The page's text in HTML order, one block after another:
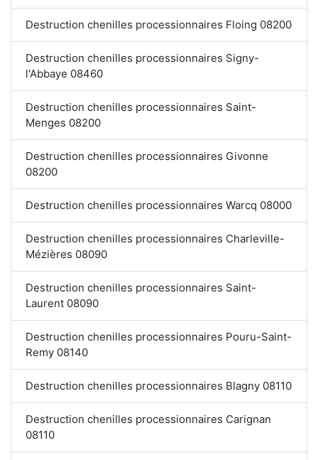
Destruction chenilles processionnaires Floing 08200
Destruction chenilles processionnaires Signy-
l'Abbaye 08460
Destruction chenilles processionnaires Saint-
Menges 08200
Destruction chenilles processionnaires Givonne
08200
Destruction chenilles processionnaires Warcq 08000
Destruction chenilles processionnaires Charleville-
Mézières 08090
Destruction chenilles processionnaires Saint-
Laurent 08090
Destruction chenilles processionnaires Pouru-Saint-
Remy 08140
Destruction chenilles processionnaires Blagny 08110
Destruction chenilles processionnaires Carignan
08110